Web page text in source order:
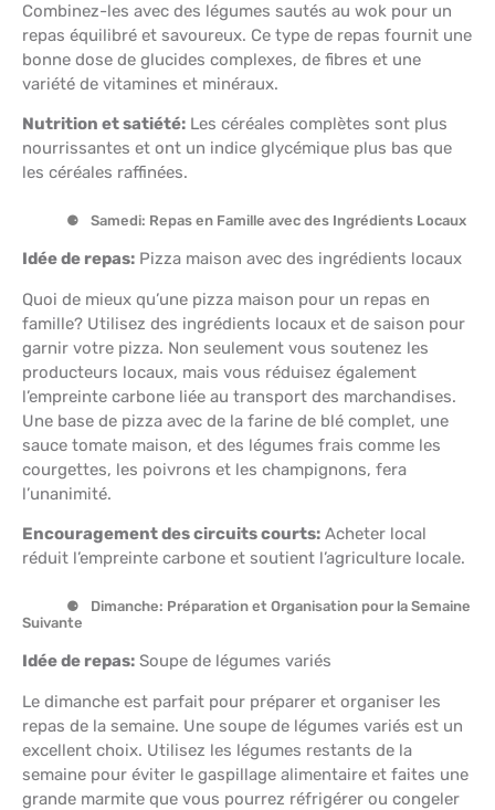
Combinez-les avec des légumes sautés au wok pour un
repas équilibré et savoureux. Ce type de repas fournit une
bonne dose de glucides complexes, de fibres et une
variété de vitamines et minéraux.
Nutrition et satiété: Les céréales complètes sont plus
nourrissantes et ont un indice glycémique plus bas que
les céréales raffinées.
Samedi: Repas en Famille avec des Ingrédients Locaux
Idée de repas: Pizza maison avec des ingrédients locaux
Quoi de mieux qu’une pizza maison pour un repas en
famille? Utilisez des ingrédients locaux et de saison pour
garnir votre pizza. Non seulement vous soutenez les
producteurs locaux, mais vous réduisez également
l’empreinte carbone liée au transport des marchandises.
Une base de pizza avec de la farine de blé complet, une
sauce tomate maison, et des légumes frais comme les
courgettes, les poivrons et les champignons, fera
l’unanimité.
Encouragement des circuits courts: Acheter local
réduit l’empreinte carbone et soutient l’agriculture locale.
Dimanche: Préparation et Organisation pour la Semaine
Suivante
Idée de repas: Soupe de légumes variés
Le dimanche est parfait pour préparer et organiser les
repas de la semaine. Une soupe de légumes variés est un
excellent choix. Utilisez les légumes restants de la
semaine pour éviter le gaspillage alimentaire et faites une
grande marmite que vous pourrez réfrigérer ou congeler